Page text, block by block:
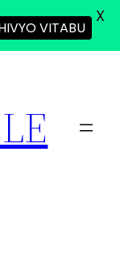
VITABU
X